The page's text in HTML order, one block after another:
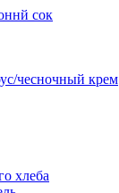
сок
чесночный крем
хлеба